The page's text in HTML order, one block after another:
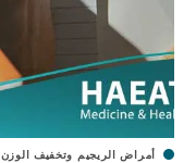
أمراض الريجيم وتخفيف الوزن